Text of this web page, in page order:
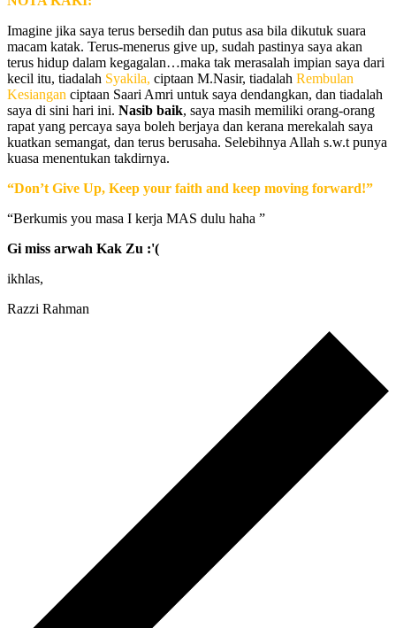
Imagine jika saya terus bersedih dan putus asa bila dikutuk suara
macam katak. Terus-menerus give up, sudah pastinya saya akan
terus hidup dalam kegagalan…maka tak merasalah impian saya dari
kecil itu, tiadalah Syakila, ciptaan M.Nasir, tiadalah Rembulan
Kesiangan ciptaan Saari Amri untuk saya dendangkan, dan tiadalah
saya di sini hari ini. Nasib baik, saya masih memiliki orang-orang
rapat yang percaya saya boleh berjaya dan kerana merekalah saya
kuatkan semangat, dan terus berusaha. Selebihnya Allah s.w.t punya
kuasa menentukan takdirnya.
“Don’t Give Up, Keep your faith and keep moving forward!”
“Berkumis you masa I kerja MAS dulu haha ”
Gi miss arwah Kak Zu :'(
ikhlas,
Razzi Rahman